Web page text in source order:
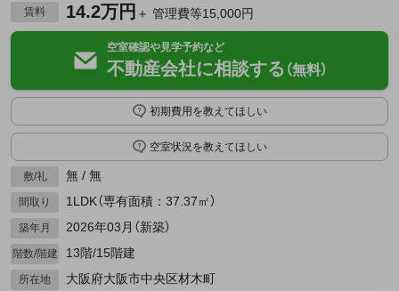
賃料 14.2万円 ＋ 管理費等15,000円
空室確認や見学予約など
不動産会社に相談する （無料）
初期費用を教えてほしい
空室状況を教えてほしい
敷/礼 無 / 無
間取り 1LDK（専有面積：37.37㎡）
築年月 2026年03月（新築）
階数/階建 13階/15階建
所在地 大阪府大阪市中央区材木町